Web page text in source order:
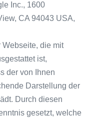
Inc., 1600
CA 94043 USA,
Webseite, die mit
ist,
der von Ihnen
Darstellung der
Durch diesen
gesetzt, welche